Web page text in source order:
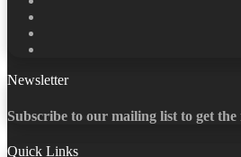
Newsletter
Subscribe to our mailing list to get the
Quick Links